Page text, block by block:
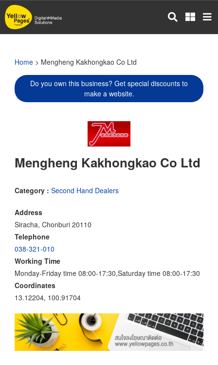
Skip
to
main
Home > Mengheng Kakhongkao Co Ltd
Do you own this business? Get special discounts to
make a website.
Mengheng Kakhongkao Co Ltd
Category : Second Hand Dealers
Address
Siracha, Chonburi 20110
Telephone
038-321-010
Working Time
Monday-Friday time 08:00-17:30,Saturday time 08:00-17:30
Coordinates
13.12204, 100.91704